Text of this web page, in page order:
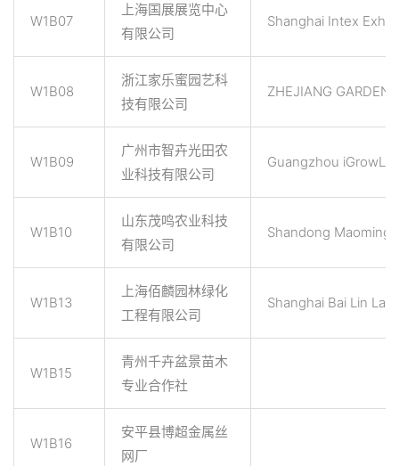
W1B07
上海国展展览中心
有限公司
Shanghai Intex
W1B08
浙江家乐蜜园艺科
技有限公司
ZHEJIANG
W1B09
广州市智卉光田农
业科技有限公司
Guangzhou
W1B10
山东茂鸣农业科技
有限公司
Shandong Maoming
W1B13
上海佰麟园林绿化
工程有限公司
Shanghai Bai Lin
W1B15
青州千卉盆景苗木
专业合作社
W1B16
安平县博超金属丝
网厂